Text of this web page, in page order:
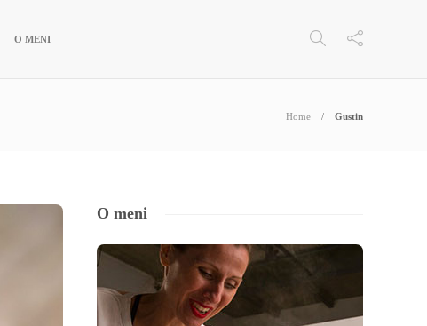
O MENI
Home Gustin
O meni